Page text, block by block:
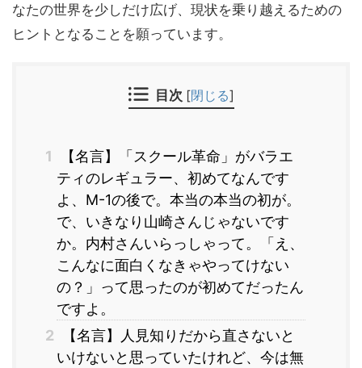
なたの世界を少しだけ広げ、現状を乗り越えるための
ヒントとなることを願っています。
目次 [閉じる]
1
【名言】「スクール革命」がバラエ
ティのレギュラー、初めてなんです
よ、M-1の後で。本当の本当の初が。
で、いきなり山崎さんじゃないです
か。内村さんいらっしゃって。「え、
こんなに面白くなきゃやってけない
の？」って思ったのが初めてだったん
ですよ。
2
【名言】人見知りだから直さないと
いけないと思っていたけれど、今は無